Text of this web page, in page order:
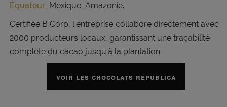
Équateur, Mexique, Amazonie.
Certifiée B Corp, l'entreprise collabore directement avec
2000 producteurs locaux, garantissant une traçabilité
complète du cacao jusqu'à la plantation.
VOIR LES CHOCOLATS REPUBLICA